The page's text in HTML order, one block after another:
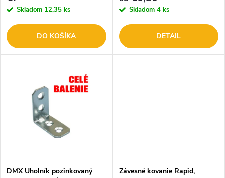
r
o
r
o
o
Skladom 12,35 ks
DO KOŠÍKA
Skladom 4 ks
DETAIL
DMX Uholník pozinkovaný
Závesné kovanie Rapid,